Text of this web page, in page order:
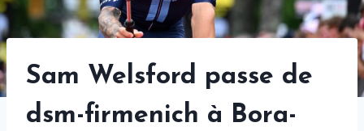
Sam Welsford passe de
dsm-firmenich à Bora-